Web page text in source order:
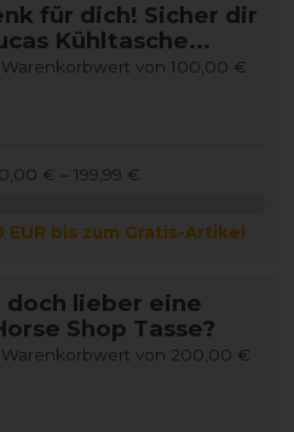
für dich! Sicher dir
Kühltasche...
von 100,00 €
€ – 199,99 €
bis zum Gratis-Artikel
doch lieber eine
Shop Tasse?
von 200,00 €